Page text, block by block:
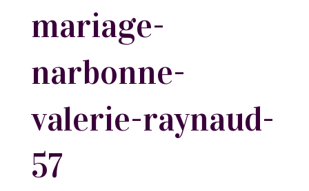
mariage-
narbonne-
valerie-raynaud-
57